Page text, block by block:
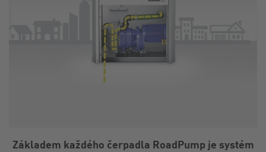
Základem každého čerpadla RoadPump je systém